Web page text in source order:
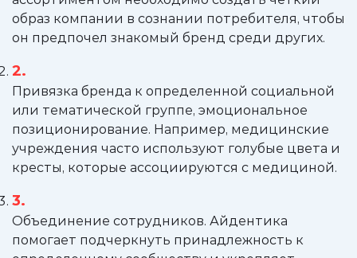
образ компании в сознании потребителя, чтобы
он предпочел знакомый бренд среди других.
Привязка бренда к определенной социальной
или тематической группе, эмоциональное
позиционирование. Например, медицинские
учреждения часто используют голубые цвета и
кресты, которые ассоциируются с медициной.
Объединение сотрудников. Айдентика
помогает подчеркнуть принадлежность к